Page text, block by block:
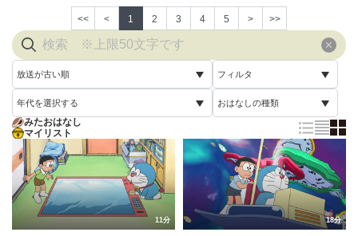
<< < 1 2 3 4 5 > >>
放送が古い順
放送が古い順
放送が新しい順
配信が古い順
配信が新しい順
フィルタ
すべて
未視聴
年代を選択する
すべて
2005年
2006年
2007年
おはなしの種類
通常回
誕生日スペシャル
みたおはなし
マイリスト
11分 18分